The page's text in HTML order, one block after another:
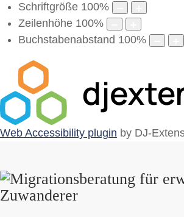
Schriftgröße 100%
Zeilenhöhe 100%
Buchstabenabstand 100%
Web Accessibility plugin by DJ-